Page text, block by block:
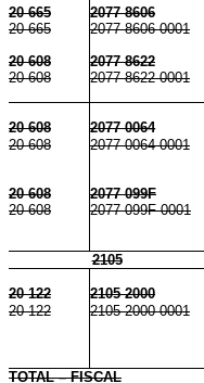
20 665
2077 8606
20 665
2077 8606 0001
20 608
2077 8622
20 608
2077 8622 0001
20 608
2077 0064
20 608
2077 0064 0001
20 608
2077 099F
20 608
2077 099F 0001
2105
20 122 2105 2000
20 122
2105 2000 0001
TOTAL – FISCAL